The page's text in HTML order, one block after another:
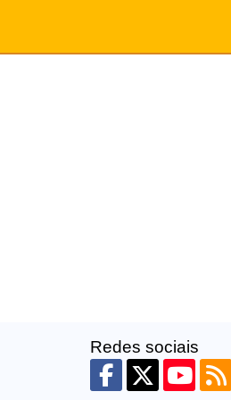
Redes sociais